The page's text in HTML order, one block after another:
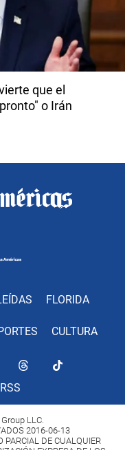
que el
o Irán
FLORIDA
CULTURA
RSS
LLC.
2016-06-13
PARCIAL DE CUALQUIER